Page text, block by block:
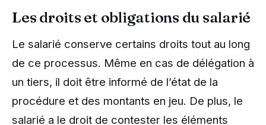
Les droits et obligations du salarié
Le salarié conserve certains droits tout au long
de ce processus. Même en cas de délégation à
un tiers, il doit être informé de l’état de la
procédure et des montants en jeu. De plus, le
salarié a le droit de contester les éléments